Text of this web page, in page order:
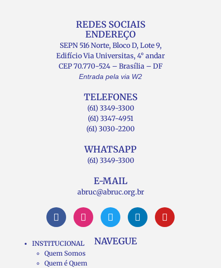
REDES SOCIAIS
ENDEREÇO
SEPN 516 Norte, Bloco D, Lote 9,
Edifício Via Universitas, 4° andar
CEP 70.770-524 – Brasília – DF
Entrada pela via W2
TELEFONES
(61) 3349-3300
(61) 3347-4951
(61) 3030-2200
WHATSAPP
(61) 3349-3300
E-MAIL
abruc@abruc.org.br
NAVEGUE
INSTITUCIONAL
Quem Somos
Quem é Quem